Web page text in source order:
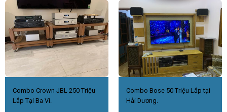
Combo Crown JBL 250 Triệu
Lắp Tại Ba Vì.
Combo Bose 50 Triệu Lắp tại
Hải Dương.